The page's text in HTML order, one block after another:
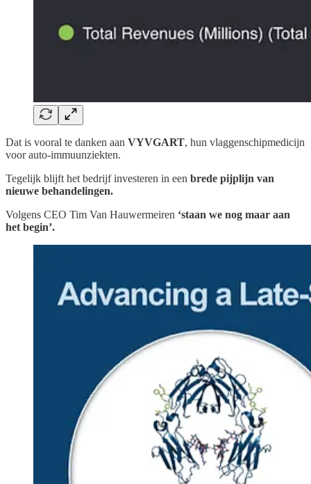
Dat is vooral te danken aan VYVGART, hun vlaggenschipmedicijn
voor auto‑immuunziekten.
Tegelijk blijft het bedrijf investeren in een brede pijplijn van
nieuwe behandelingen.
Volgens CEO Tim Van Hauwermeiren ‘staan we nog maar aan
het begin’.